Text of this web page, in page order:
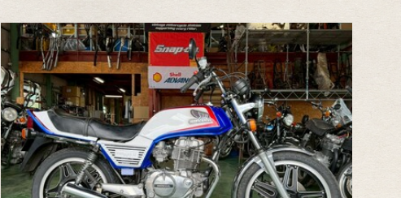
て幅広く対応が可能です。 現状販売からフルレストアまで
幅広く対応させて頂きますのでまずはお問い合わせ下さい！
皆様からのお問い合わせを心よりお待ちしております。グー
バイクに始動動画や詳細画像を掲載しておりますので是非ご
覧ください！↓↓↓↓↓↓↓↓↓↓↓↓グーバイクはこちら
をクリック！